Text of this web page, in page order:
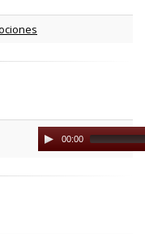
Audio
Player
00:00